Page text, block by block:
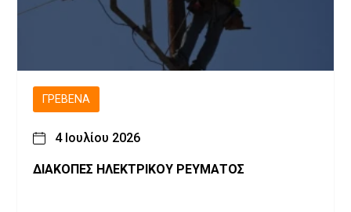
ΓΡΕΒΕΝΆ
4 Ιουλίου 2026
ΔΙΑΚΟΠΕΣ ΗΛΕΚΤΡΙΚΟΥ ΡΕΥΜΑΤΟΣ